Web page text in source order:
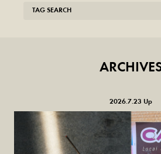
TAG SEARCH
2026.7.23 Up